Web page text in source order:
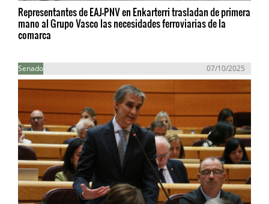
Representantes de EAJ-PNV en Enkarterri trasladan de primera
mano al Grupo Vasco las necesidades ferroviarias de la
comarca
Senado 07/10/2025